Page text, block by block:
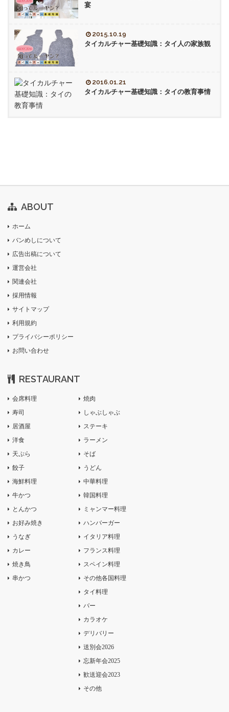
宴
2015.10.19
タイカルチャー基礎知識：タイ人の家族観
2016.01.21
タイカルチャー基礎知識：タイの教育事情
ABOUT
ホーム
バンめしについて
広告出稿について
運営会社
関連会社
採用情報
サイトマップ
利用規約
プライバシーポリシー
お問い合わせ
RESTAURANT
会席料理
寿司
居酒屋
洋食
天ぷら
餃子
海鮮料理
牛かつ
とんかつ
お好み焼き
うなぎ
カレー
焼き鳥
串かつ
焼肉
しゃぶしゃぶ
ステーキ
ラーメン
そば
うどん
中華料理
韓国料理
ミャンマー料理
ハンバーガー
イタリア料理
フランス料理
スペイン料理
その他各国料理
タイ料理
バー
カラオケ
デリバリー
送別会2026
忘新年会2025
歓送迎会2023
その他